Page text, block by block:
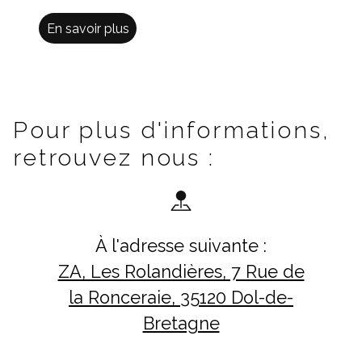
En savoir plus
Pour plus d'informations,
retrouvez nous :
À l'adresse suivante :
ZA, Les Rolandières, 7 Rue de
la Ronceraie, 35120 Dol-de-
Bretagne